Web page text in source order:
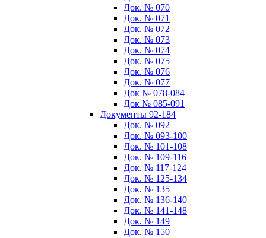
Док. № 070
Док. № 071
Док. № 072
Док. № 073
Док. № 074
Док. № 075
Док. № 076
Док. № 077
Док № 078-084
Док № 085-091
Документы 92-184
Док. № 092
Док. № 093-100
Док. № 101-108
Док. № 109-116
Док. № 117-124
Док. № 125-134
Док. № 135
Док. № 136-140
Док. № 141-148
Док. № 149
Док. № 150